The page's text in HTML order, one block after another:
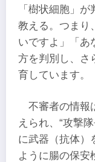
「樹状細胞」
教える。つまり
いですよ」「あ
方を判別し、さ
育しています。
不審者の情報
えられ、“攻撃
に武器（抗体）
ように腸の保安